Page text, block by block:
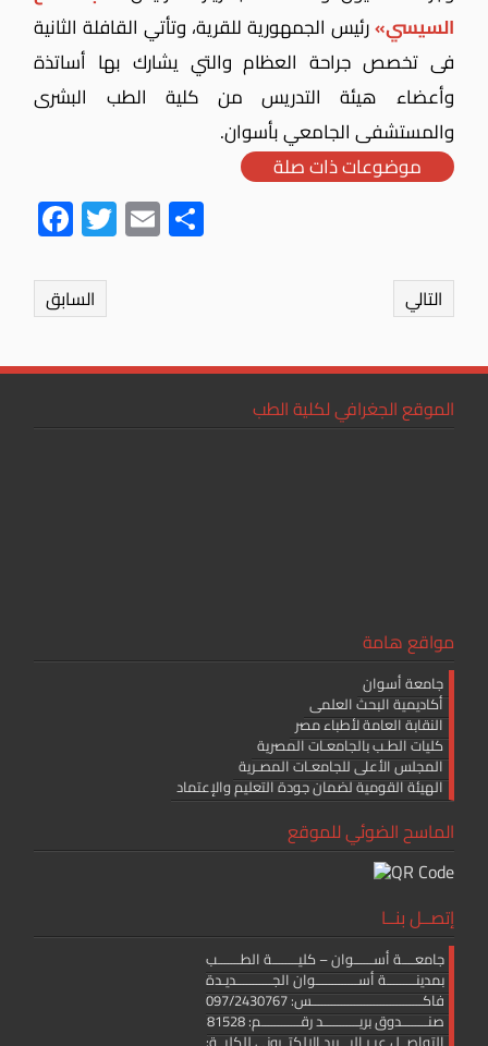
السيسي»رئيس الجمهورية للقرية، وتأتي القافلة الثانية
فى تخصص جراحة العظام والتي يشارك بها أساتذة
وأعضاء هيئة التدريس من كلية الطب البشرى
والمستشفى الجامعي بأسوان.
موضوعات ذات صلة
Fac
ok
Twit
Ema
السابق التالي
الموقع الجغرافي لكلية الطب
مواقع هامة
جامعة أسوان
أكاديمية البحث العلمى
النقابة العامة لأطباء مصر
كليات الطـب بالجامعـات المصرية
المجلس الأعلى للجامعـات المصـرية
الهيئة القومية لضمان جودة التعليم والإعتماد
الماسح الضوئي للموقع
إتصــل بنــا
جامعــــة أســــــوان – كليــــــــة الطـــــــب
بمدينـــــــــة أســـــــــــــوان الجـــــــــــديـدة
فاكــــــــــــــــــــــــــــــــــس: 097/2430767
صنــــــــدوق بريـــــــــــد رقــــــــــــم: 81528